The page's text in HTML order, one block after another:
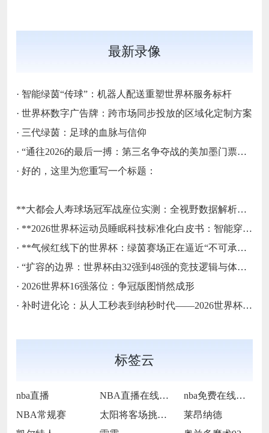
最新录像
· 智能绿茵“传球”：机器人配送重塑世界杯服务标杆
· 世界杯数字广告牌：跨市场同步投放的区域化定制方案
· 三代绿茵：足球的血脉与信仰
· “通往2026的最后一搏：第三名争夺战的美加墨门票生死局”
· 好的，这里为您重写一个标题：
**大都会人寿球场冠军战座位实测：全视野数据解析与等级精准评估**
· **2026世界杯运动员睡眠科技标准化白皮书：智能穿戴监测标准与认证体系框架**
· **气候红线下的世界杯：绿茵赛场正在逼近“不可承受之热”**
· “扩容的边界：世界杯由32强到48强的竞技逻辑与体系重塑”
· 2026世界杯16强落位：争冠版图悄然成形
· 补时进化论：从人工秒表到纳秒时代——2026世界杯计时规则展望
标签云
nba直播 NBA直播在线观看
nba免费在线高清直播
NBA常规赛
太阳将客场挑战步行者
莱昂纳德